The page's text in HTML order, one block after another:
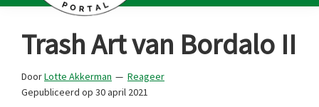
Portal
Portugalliefhebbers
en
-
Trash Art van Bordalo II
DoorLotte Akkerman
Reageer
Gepubliceerd op 30 april 2021